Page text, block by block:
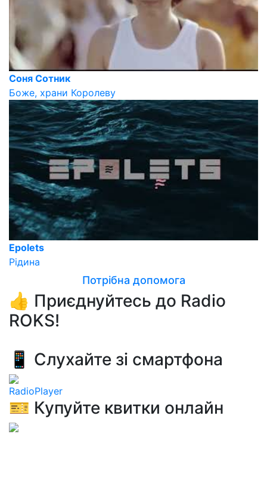
Соня Сотник
Боже, храни Королеву
Epolets
Рідина
Потрібна допомога
👍 Приєднуйтесь до Radio
ROKS!
📱 Слухайте зі смартфона
RadioPlayer
🎫 Купуйте квитки онлайн